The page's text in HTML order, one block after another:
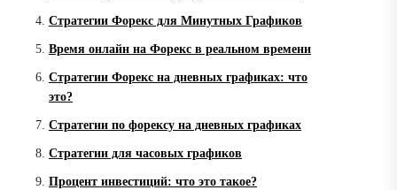
Стратегии Форекс для Минутных Графиков
Время онлайн на Форекс в реальном времени
Стратегии Форекс на дневных графиках: что
это?
Стратегии по форексу на дневных графиках
Стратегии для часовых графиков
Процент инвестиций: что это такое?